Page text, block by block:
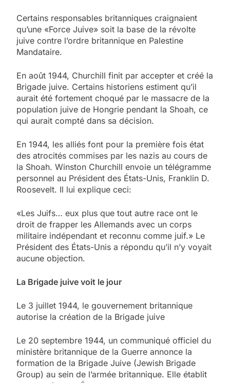
Certains responsables britanniques craignaient
qu’une «Force Juive» soit la base de la révolte
juive contre l’ordre britannique en Palestine
Mandataire.
En août 1944, Churchill finit par accepter et créé la
Brigade juive. Certains historiens estiment qu’il
aurait été fortement choqué par le massacre de la
population juive de Hongrie pendant la Shoah, ce
qui aurait compté dans sa décision.
En 1944, les alliés font pour la première fois état
des atrocités commises par les nazis au cours de
la Shoah. Winston Churchill envoie un télégramme
personnel au Président des États-Unis, Franklin D.
Roosevelt. Il lui explique ceci:
«Les Juifs… eux plus que tout autre race ont le
droit de frapper les Allemands avec un corps
militaire indépendant et reconnu comme juif.» Le
Président des États-Unis a répondu qu’il n’y voyait
aucune objection.
La Brigade juive voit le jour
Le 3 juillet 1944, le gouvernement britannique
autorise la création de la Brigade juive
Le 20 septembre 1944, un communiqué officiel du
ministère britannique de la Guerre annonce la
formation de la Brigade Juive (Jewish Brigade
Group) au sein de l’armée britannique. Elle établit